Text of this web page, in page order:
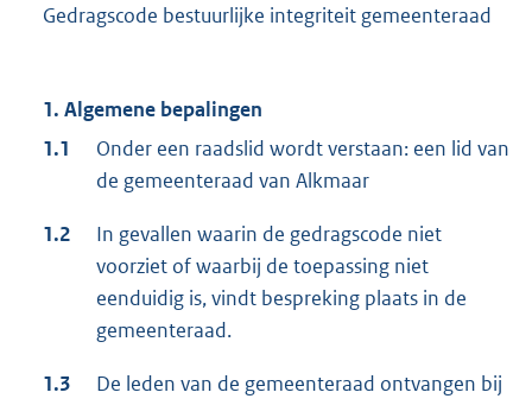
Gedragscode bestuurlijke integriteit gemeenteraad
1. Algemene bepalingen
1.1
Onder een raadslid wordt verstaan: een lid van
de gemeenteraad van Alkmaar
1.2
In gevallen waarin de gedragscode niet
voorziet of waarbij de toepassing niet
eenduidig is, vindt bespreking plaats in de
gemeenteraad.
1.3
De leden van de gemeenteraad ontvangen bij